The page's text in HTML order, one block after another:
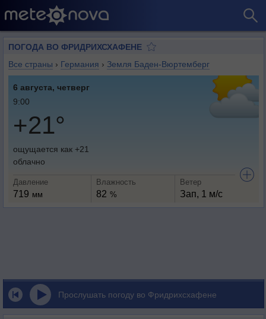
ПОГОДА ВО ФРИДРИХСХАФЕНЕ
Все страны › Германия › Земля Баден-Вюртемберг
6 августа, четверг
9:00
+21°
ощущается как +21
облачно
Давление
719 мм
Влажность
82 %
Ветер
Зап, 1 м/с
Прослушать погоду во Фридрихсхафене